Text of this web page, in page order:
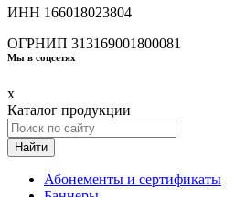
ИНН 166018023804
ОГРНИП 313169001800081
Мы в соцсетях
x
Каталог продукции
Найти
Абонементы и сертификаты